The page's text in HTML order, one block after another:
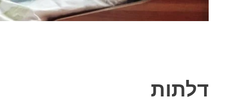
דלתות